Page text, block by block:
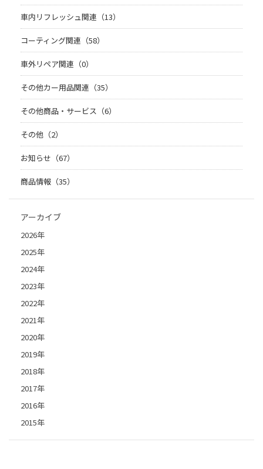
車内リフレッシュ関連（13）
コーティング関連（58）
車外リペア関連（0）
その他カー用品関連（35）
その他商品・サービス（6）
その他（2）
お知らせ（67）
商品情報（35）
アーカイブ
2026年
2025年
2024年
2023年
2022年
2021年
2020年
2019年
2018年
2017年
2016年
2015年